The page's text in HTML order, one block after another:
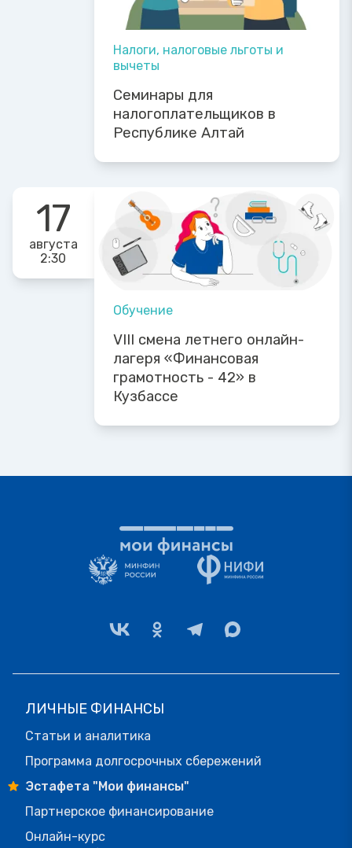
Налоги, налоговые льготы и
вычеты
Семинары для
налогоплательщиков в
Республике Алтай
17
августа
2:30
Обучение
VIII смена летнего онлайн-
лагеря «Финансовая
грамотность - 42» в
Кузбассе
ЛИЧНЫЕ ФИНАНСЫ
Статьи и аналитика
Программа долгосрочных сбережений
Эстафета "Мои финансы"
Партнерское финансирование
Онлайн-курс